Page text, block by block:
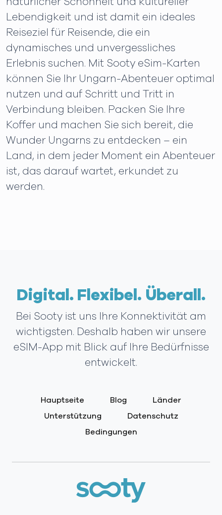
Lebendigkeit und ist damit ein ideales
Reiseziel für Reisende, die ein
dynamisches und unvergessliches
Erlebnis suchen. Mit Sooty eSim-Karten
können Sie Ihr Ungarn-Abenteuer optimal
nutzen und auf Schritt und Tritt in
Verbindung bleiben. Packen Sie Ihre
Koffer und machen Sie sich bereit, die
Wunder Ungarns zu entdecken – ein
Land, in dem jeder Moment ein Abenteuer
ist, das darauf wartet, erkundet zu
werden.
Digital. Flexibel. Überall.
Bei Sooty ist uns Ihre Konnektivität am
wichtigsten. Deshalb haben wir unsere
eSIM-App mit Blick auf Ihre Bedürfnisse
entwickelt.
Hauptseite Blog
Länder
Unterstützung
Datenschutz
Bedingungen